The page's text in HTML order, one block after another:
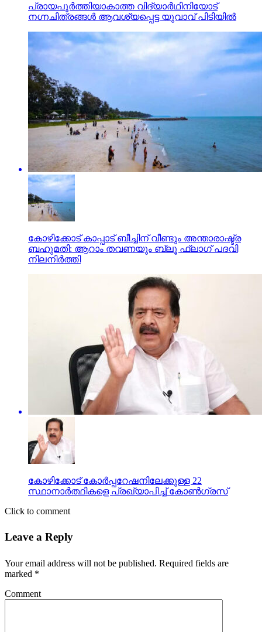
പ്രായപൂര്‍ത്തിയാകാത്ത വിദ്യാര്‍ഥിനിയോട്
നഗ്നചിത്രങ്ങള്‍ ആവശ്യപ്പെട്ട യുവാവ് പിടിയില്‍
കോഴിക്കോട് കാപ്പാട് ബീച്ചിന് വീണ്ടും അന്താരാഷ്ട്ര
ബഹുമതി: ആറാം തവണയും ബ്ലൂ ഫ്‌ലാഗ് പദവി
നിലനിര്‍ത്തി
കോഴിക്കോട് കോര്‍പ്പറേഷനിലേക്കുള്ള 22
സ്ഥാനാര്‍ത്ഥികളെ പ്രഖ്യാപിച്ച് കോണ്‍ഗ്രസ്
Click to comment
Leave a Reply
Your email address will not be published. Required fields are
marked *
Comment